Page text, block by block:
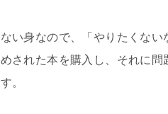
い身なので、「やりたくな
された本を購入し、それに
。